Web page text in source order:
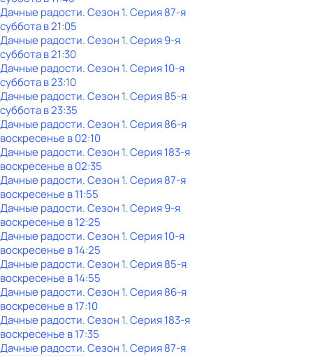
Дачные радости. Сезон 1. Серия 87-я
субботав21:05
Дачные радости. Сезон 1. Серия 9-я
субботав21:30
Дачные радости. Сезон 1. Серия 10-я
субботав23:10
Дачные радости. Сезон 1. Серия 85-я
субботав23:35
Дачные радости. Сезон 1. Серия 86-я
воскресенье в02:10
Дачные радости. Сезон 1. Серия 183-я
воскресенье в02:35
Дачные радости. Сезон 1. Серия 87-я
воскресенье в11:55
Дачные радости. Сезон 1. Серия 9-я
воскресенье в12:25
Дачные радости. Сезон 1. Серия 10-я
воскресенье в14:25
Дачные радости. Сезон 1. Серия 85-я
воскресенье в14:55
Дачные радости. Сезон 1. Серия 86-я
воскресенье в17:10
Дачные радости. Сезон 1. Серия 183-я
воскресенье в17:35
Дачные радости. Сезон 1. Серия 87-я